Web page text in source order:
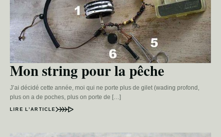
Mon string pour la pêche
J’ai décidé cette année, moi qui ne porte plus de gilet (wading profond,
plus on a de poches, plus on porte de […]
LIRE L’ARTICLE